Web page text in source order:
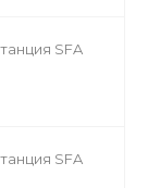
SFA
SFA